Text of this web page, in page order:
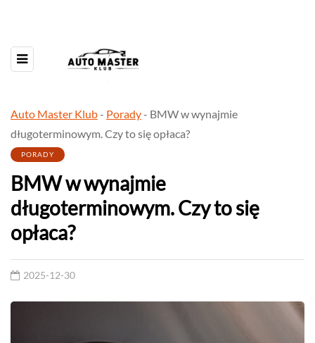
Auto Master Klub- Porady- BMW w wynajmie
długoterminowym. Czy to się opłaca?
PORADY
BMW w wynajmie
długoterminowym. Czy to się
opłaca?
2025-12-30